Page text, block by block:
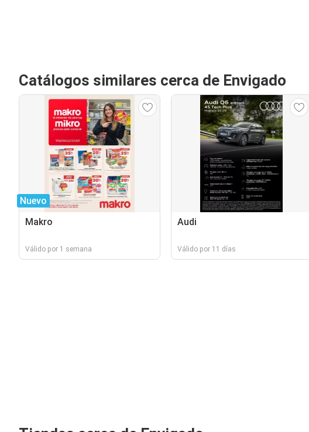
Catálogos similares cerca de Envigado
Nuevo
Makro
Válido por 1 semana
Audi
Válido por 11 días